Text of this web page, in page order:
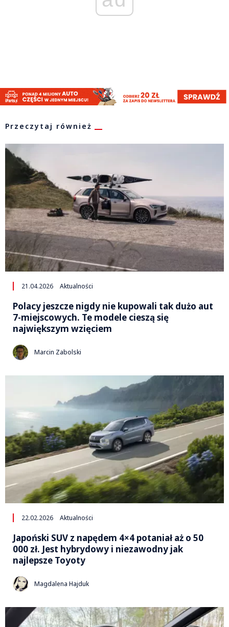
Przeczytaj również
21.04.2026 Aktualności
Polacy jeszcze nigdy nie kupowali tak dużo aut
7-miejscowych. Te modele cieszą się
największym wzięciem
Marcin Zabolski
22.02.2026 Aktualności
Japoński SUV z napędem 4×4 potaniał aż o 50
000 zł. Jest hybrydowy i niezawodny jak
najlepsze Toyoty
Magdalena Hajduk